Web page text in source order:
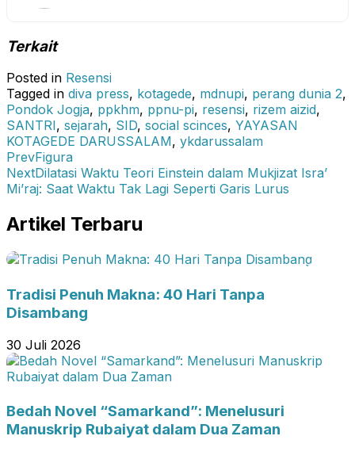
Terkait
Posted in Resensi
Tagged in diva press, kotagede, mdnupi, perang dunia 2,
Pondok Jogja, ppkhm, ppnu-pi, resensi, rizem aizid,
SANTRI, sejarah, SID, social scinces, YAYASAN
KOTAGEDE DARUSSALAM, ykdarussalam
PrevFigura
NextDilatasi Waktu Teori Einstein dalam Mukjizat Isra’
Mi’raj: Saat Waktu Tak Lagi Seperti Garis Lurus
Artikel Terbaru
Tradisi Penuh Makna: 40 Hari Tanpa
Disambang
30 Juli 2026
Bedah Novel “Samarkand”: Menelusuri
Manuskrip Rubaiyat dalam Dua Zaman